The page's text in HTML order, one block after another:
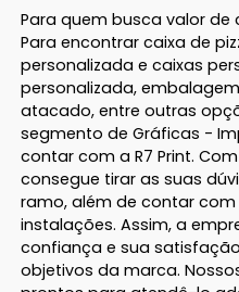
Para quem busca valor de
Para encontrar caixa de
personalizada e caixas
personalizada,
atacado, entre outras
segmento de Gráficas -
contar com a R7 Print.
consegue tirar as suas
ramo, além de contar
instalações. Assim, a
confiança e sua
objetivos da marca.